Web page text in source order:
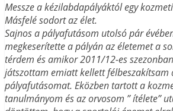
Messze a kézilabdapályáktól egy
Másfelé sodort az élet.
Sajnos a pályafutásom utolsó pár
megkeserítette a pályán az életemet a
térdem és amikor 2011/12-es
játszottam emiatt kellett félbeszakítsam
pályafutásomat. Eközben tartott a
tanulmányom és az orvosom ” ítélete”